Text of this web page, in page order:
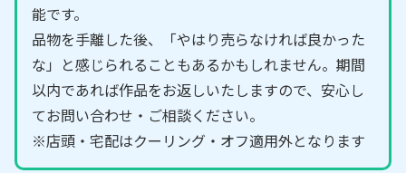
能です。
品物を手離した後、「やはり売らなければ良かった
な」と感じられることもあるかもしれません。期間
以内であれば作品をお返しいたしますので、安心し
てお問い合わせ・ご相談ください。
※店頭・宅配はクーリング・オフ適用外となります